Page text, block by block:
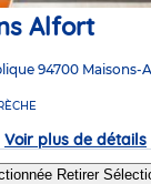
Alfort
94700 Maisons-
Voir plus de détails
Retirer